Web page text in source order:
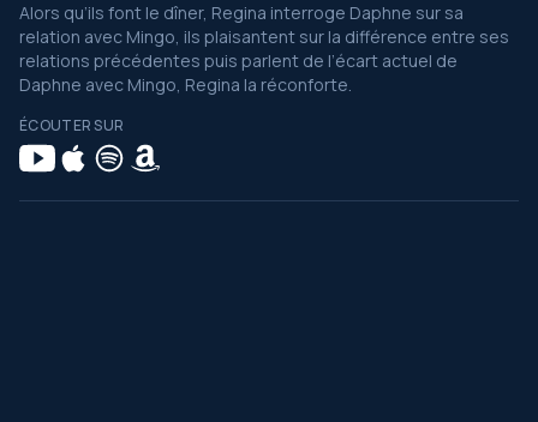
Alors qu’ils font le dîner, Regina interroge Daphne sur sa
relation avec Mingo, ils plaisantent sur la différence entre ses
relations précédentes puis parlent de l’écart actuel de
Daphne avec Mingo, Regina la réconforte.
ÉCOUTER SUR